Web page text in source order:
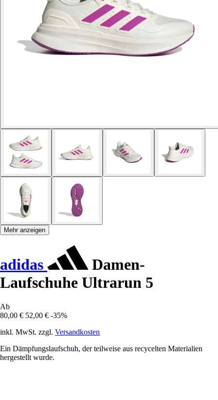
Mehr anzeigen
adidas
Damen-
Laufschuhe Ultrarun 5
Ab
80,00 € 52,00 € -35%
inkl. MwSt. zzgl. Versandkosten
Ein Dämpfungslaufschuh, der teilweise aus recycelten Materialien
hergestellt wurde.